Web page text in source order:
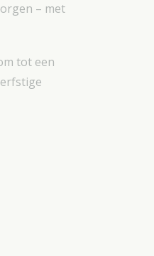
– met
tot een